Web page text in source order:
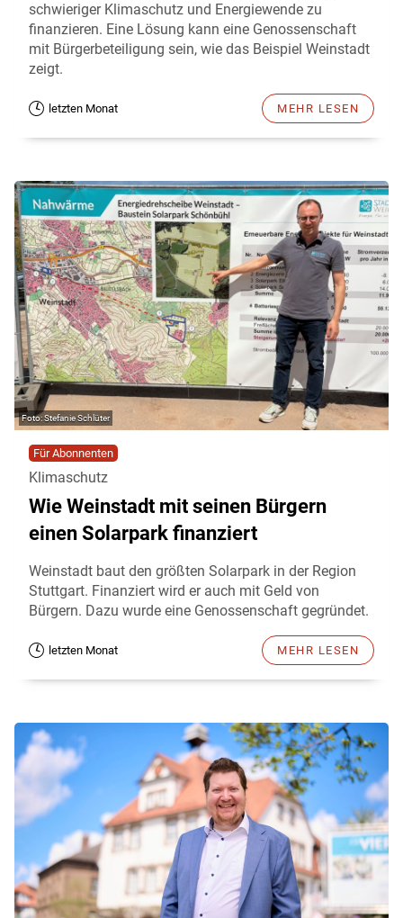
schwieriger Klimaschutz und Energiewende zu
finanzieren. Eine Lösung kann eine Genossenschaft
mit Bürgerbeteiligung sein, wie das Beispiel Weinstadt
zeigt.
letzten Monat MEHR LESEN
Stefanie Schlüter
Für Abonnenten
Klimaschutz
Wie Weinstadt mit seinen Bürgern
einen Solarpark finanziert
Weinstadt baut den größten Solarpark in der Region
Stuttgart. Finanziert wird er auch mit Geld von
Bürgern. Dazu wurde eine Genossenschaft gegründet.
letzten Monat MEHR LESEN